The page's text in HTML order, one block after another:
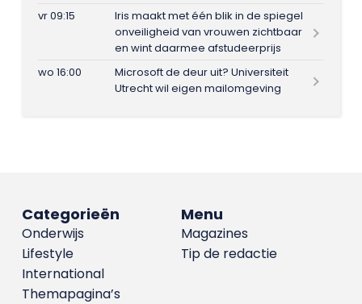
vr 09:15
Iris maakt met één blik in de spiegel
onveiligheid van vrouwen zichtbaar
en wint daarmee afstudeerprijs
wo 16:00
Microsoft de deur uit? Universiteit
Utrecht wil eigen mailomgeving
Menu
Magazines
Tip de redactie
Categorieën
Onderwijs
Lifestyle
International
Themapagina’s